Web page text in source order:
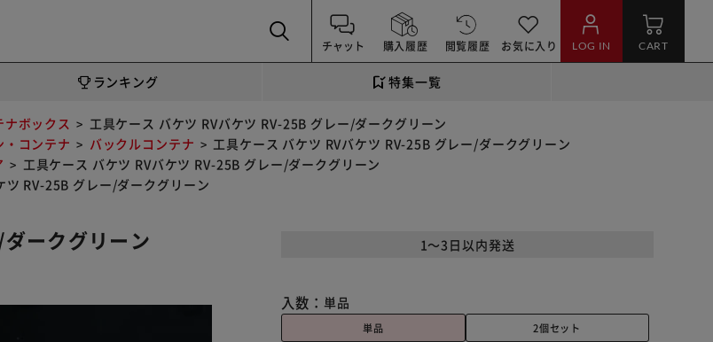
チャット 購入履歴 閲覧履歴 お気に入り LOG IN CART
ランキング 特集一覧
ナボックス
工具ケース バケツ RVバケツ RV-25B グレー/ダークグリーン
・コンテナ バックルコンテナ
工具ケース バケツ RVバケツ RV-25B グレー/ダークグリーン
工具ケース バケツ RVバケツ RV-25B グレー/ダークグリーン
ツ RV-25B グレー/ダークグリーン
ークグリーン
1～3日以内発送
入数： 単品
単品 2個セット